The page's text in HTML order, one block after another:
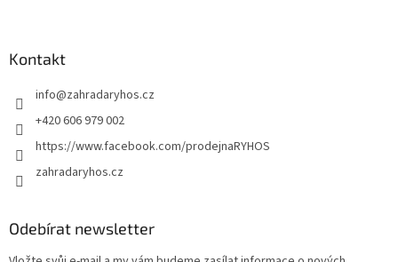
Kontakt
info@zahradaryhos.cz
+420 606 979 002
https://www.facebook.com/prodejnaRYHOS
zahradaryhos.cz
Odebírat newsletter